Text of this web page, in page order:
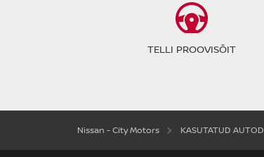
TELLI PROOVISÕIT
Nissan - City Motors KASUTATUD AUTOD